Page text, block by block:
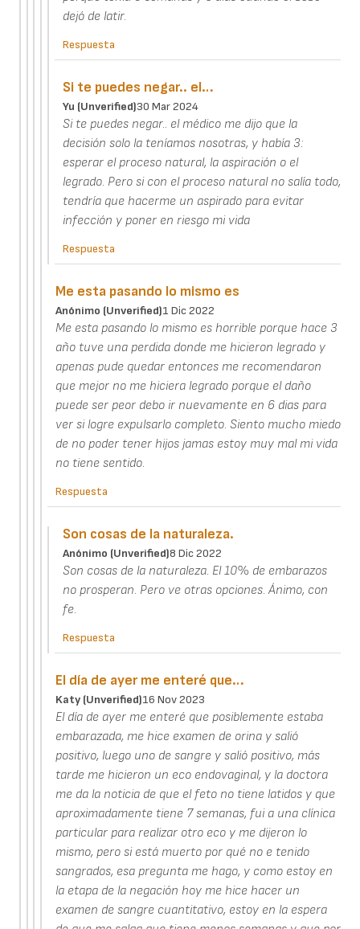
dejó de latir.
Respuesta
Si te puedes negar.. el…
Yu (unverified)30 Mar 2024
Si te puedes negar.. el médico me dijo que la
decisión solo la teníamos nosotras, y había 3:
esperar el proceso natural, la aspiración o el
legrado. Pero si con el proceso natural no salía todo,
tendría que hacerme un aspirado para evitar
infección y poner en riesgo mi vida
Respuesta
Me esta pasando lo mismo es
Anónimo (unverified)1 Dic 2022
Me esta pasando lo mismo es horrible porque hace 3
año tuve una perdida donde me hicieron legrado y
apenas pude quedar entonces me recomendaron
que mejor no me hiciera legrado porque el daño
puede ser peor debo ir nuevamente en 6 dias para
ver si logre expulsarlo completo. Siento mucho miedo
de no poder tener hijos jamas estoy muy mal mi vida
no tiene sentido.
Respuesta
Son cosas de la naturaleza.
Anónimo (unverified)8 Dic 2022
Son cosas de la naturaleza. El 10% de embarazos
no prosperan. Pero ve otras opciones. Ánimo, con
fe.
Respuesta
El día de ayer me enteré que…
Katy (unverified)16 Nov 2023
El día de ayer me enteré que posiblemente estaba
embarazada, me hice examen de orina y salió
positivo, luego uno de sangre y salió positivo, más
tarde me hicieron un eco endovaginal, y la doctora
me da la noticia de que el feto no tiene latidos y que
aproximadamente tiene 7 semanas, fui a una clínica
particular para realizar otro eco y me dijeron lo
mismo, pero si está muerto por qué no e tenido
sangrados, esa pregunta me hago, y como estoy en
la etapa de la negación hoy me hice hacer un
examen de sangre cuantitativo, estoy en la espera